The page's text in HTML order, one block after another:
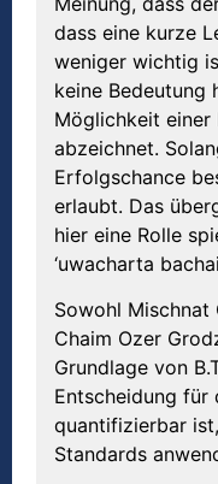
dass eine kurze
weniger wichtig
keine Bedeutung
Möglichkeit einer
abzeichnet.
Erfolgschance
erlaubt. Das
hier eine Rolle
‘uwacharta
Sowohl Mischnat
Chaim Ozer
Grundlage von
Entscheidung für
quantifizierbar
Standards